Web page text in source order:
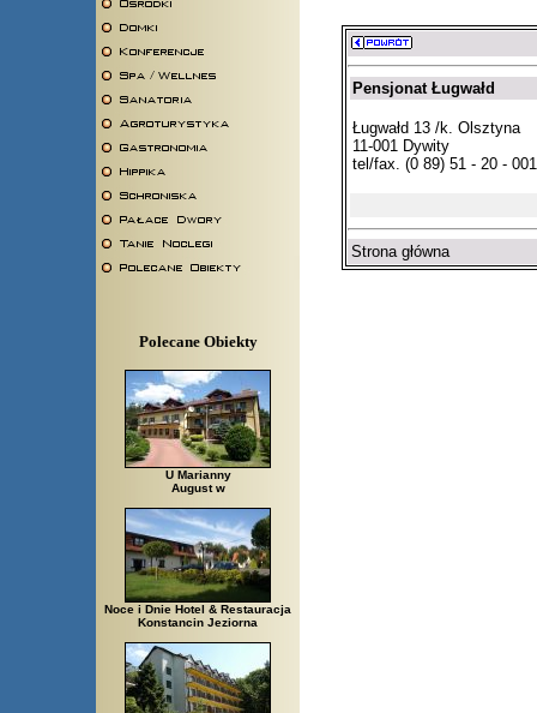
Polecane Obiekty
U Marianny
August w
Noce i Dnie Hotel & Restauracja
Konstancin Jeziorna
Pensjonat Ługwałd
Ługwałd 13 /k. Olsztyna
11-001 Dywity
tel/fax. (0 89) 51 - 20 - 001
Strona główna